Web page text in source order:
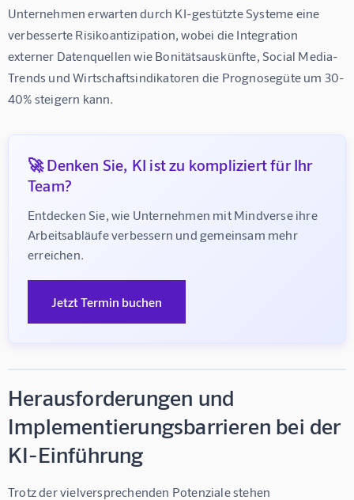
Unternehmen erwarten durch KI-gestützte Systeme eine
verbesserte Risikoantizipation, wobei die Integration
externer Datenquellen wie Bonitätsauskünfte, Social Media-
Trends und Wirtschaftsindikatoren die Prognosegüte um 30-
40% steigern kann.
🚀 Denken Sie, KI ist zu kompliziert für Ihr
Team?
Entdecken Sie, wie Unternehmen mit Mindverse ihre
Arbeitsabläufe verbessern und gemeinsam mehr
erreichen.
Jetzt Termin buchen
Herausforderungen und
Implementierungsbarrieren bei der
KI-Einführung
Trotz der vielversprechenden Potenziale stehen